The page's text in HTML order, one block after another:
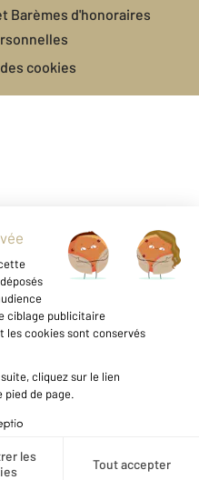
Barèmes d'honoraires
cookies